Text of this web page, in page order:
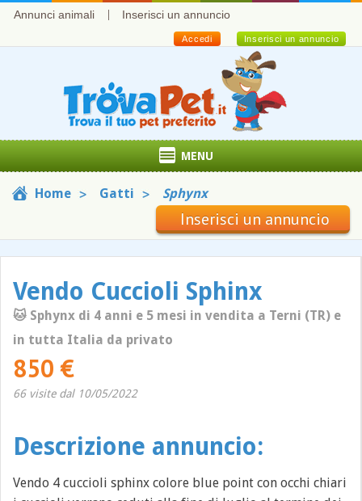
Annunci animali Inserisci un annuncio
Inserisci un annuncio
Accedi
MENU
Home Gatti Sphynx
Inserisci un annuncio
Vendo Cuccioli Sphinx
🐱 Sphynx di 4 anni e 5 mesi in vendita a Terni (TR) e
in tutta Italia da privato
850 €
66 visite dal 10/05/2022
Descrizione annuncio:
Vendo 4 cuccioli sphinx colore blue point con occhi chiari